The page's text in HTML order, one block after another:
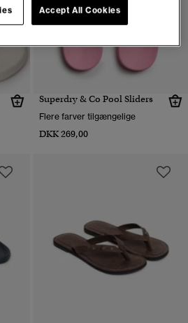
Superdry & Co Pool Sliders
Flere farver tilgængelige
DKK 269,00
Accept All Cookies